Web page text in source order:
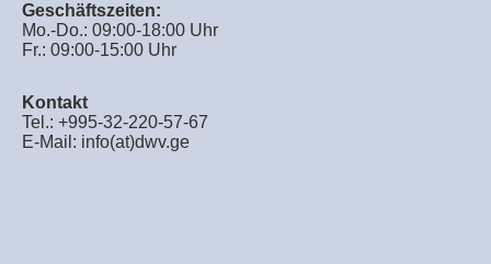
Geschäftszeiten:
Mo.-Do.: 09:00-18:00 Uhr
Fr.: 09:00-15:00 Uhr
Kontakt
Tel.: +995-32-220-57-67
E-Mail: info(at)dwv.ge